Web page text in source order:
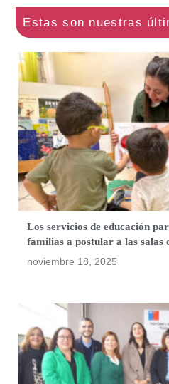
Los servicios de educación
familias a postular a las salas
noviembre 18, 2025